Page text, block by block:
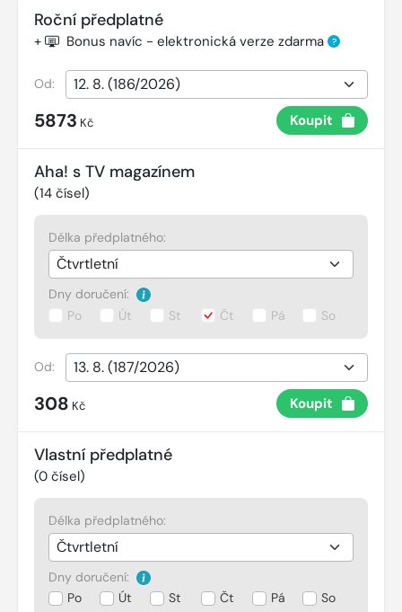
Roční předplatné
+ Bonus navíc - elektronická verze zdarma ?
Od:
5873 Kč Koupit
Aha! s TV magazínem
(14 čísel)
Délka předplatného:
Dny doručení:
Po
Út St Čt Pá So
Od:
308 Kč Koupit
Vlastní předplatné
(0 čísel)
Délka předplatného:
Dny doručení:
Po
Út St Čt Pá So